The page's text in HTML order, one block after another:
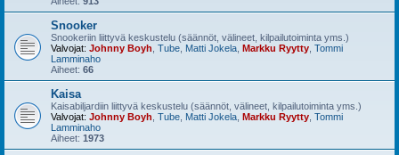
Snooker
Snookeriin liittyvä keskustelu (säännöt, välineet, kilpailutoiminta yms.)
Valvojat: Johnny Boyh Tube Matti Jokela Markku Ryytty Tommi
Lamminaho
Aiheet: 66
Kaisa
Kaisabiljardiin liittyvä keskustelu (säännöt, välineet, kilpailutoiminta yms.)
Valvojat: Johnny Boyh Tube Matti Jokela Markku Ryytty Tommi
Lamminaho
Aiheet: 1973